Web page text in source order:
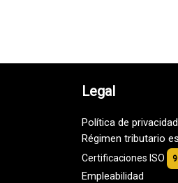
Legal
Política de privacidad
Régimen tributario
Certificaciones ISO
Empleabilidad